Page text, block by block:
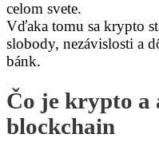
celom svete.
Vďaka tomu sa krypto
slobody, nezávislosti a
bánk.
Čo je krypto a
blockchain